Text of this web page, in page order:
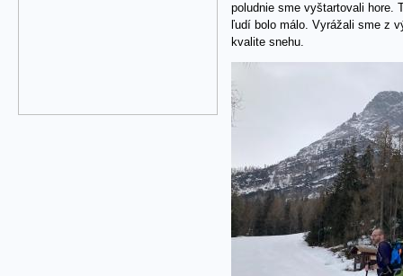
poludnie sme vyštartovali hore.
ľudí bolo málo. Vyrážali sme z
kvalite snehu.